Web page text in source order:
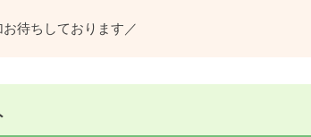
待ちしております／